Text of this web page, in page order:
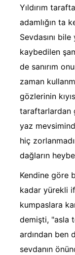
Yıldırım
adamlığın ta
Sevdasını
kaybedilen
de sanırım
zaman
gözlerinin
taraftarlardan
yaz
hiç
dağların
Kendine göre
kadar yürekli
kumpaslara
demişti, "asla
ardından ben
sevdanın